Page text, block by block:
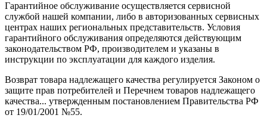
Гарантийное обслуживание осуществляется сервисной
службой нашей компании, либо в авторизованных сервисных
центрах наших региональных представительств. Условия
гарантийного обслуживания определяются действующим
законодательством РФ, производителем и указаны в
инструкции по эксплуатации для каждого изделия.
Возврат товара надлежащего качества регулируется Законом о
защите прав потребителей и Перечнем товаров надлежащего
качества... утвержденным постановлением Правительства РФ
от 19/01/2001 №55.